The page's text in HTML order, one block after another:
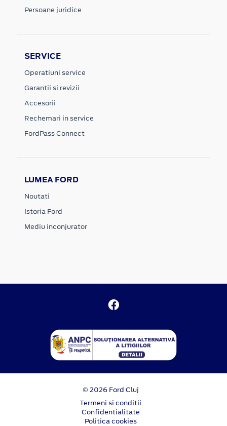
Persoane juridice
SERVICE
Operatiuni service
Garantii si revizii
Accesorii
Rechemari in service
FordPass Connect
LUMEA FORD
Noutati
Istoria Ford
Mediu inconjurator
© 2026 Ford Cluj
Termeni si conditii
Confidentialitate
Politica cookies